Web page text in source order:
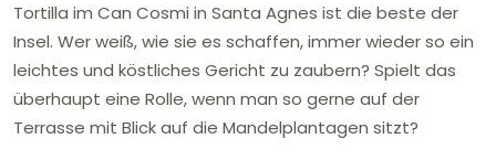
Tortilla im Can Cosmi in Santa Agnes ist die beste der
Insel. Wer weiß, wie sie es schaffen, immer wieder so ein
leichtes und köstliches Gericht zu zaubern? Spielt das
überhaupt eine Rolle, wenn man so gerne auf der
Terrasse mit Blick auf die Mandelplantagen sitzt?